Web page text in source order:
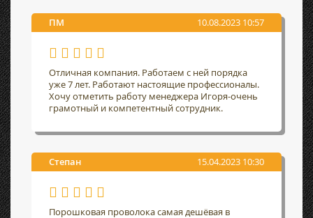
ПМ 10.08.2023 10:57
Отличная компания. Работаем с ней порядка
уже 7 лет. Работают настоящие профессионалы.
Хочу отметить работу менеджера Игоря-очень
грамотный и компетентный сотрудник.
Степан 15.04.2023 10:30
Порошковая проволока самая дешёвая в